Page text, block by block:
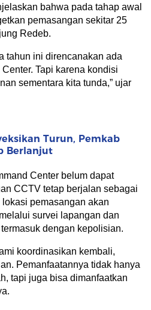
bahwa pada tahap awal
pemasangan sekitar 25
Redeb.
tahun ini direncanakan ada
Tapi karena kondisi
sementara kita tunda,” ujar
Turun, Pemkab
Berlanjut
Center belum dapat
CCTV tetap berjalan sebagai
pemasangan akan
survei lapangan dan
dengan kepolisian.
koordinasikan kembali,
Pemanfaatannya tidak hanya
tapi juga bisa dimanfaatkan